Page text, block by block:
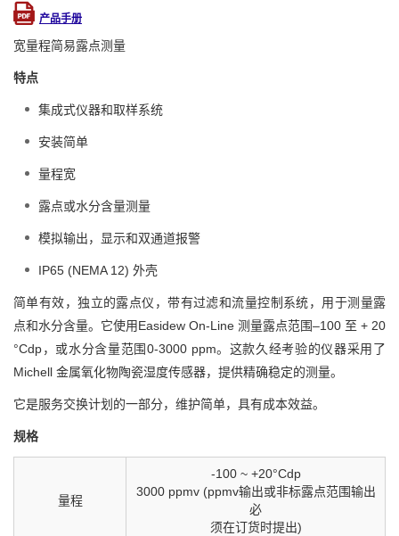
产品手册
宽量程简易露点测量
特点
集成式仪器和取样系统
安装简单
量程宽
露点或水分含量测量
模拟输出，显示和双通道报警
IP65 (NEMA 12) 外壳
简单有效，独立的露点仪，带有过滤和流量控制系统，用于测量露
点和水分含量。它使用Easidew On-Line 测量露点范围–100 至 + 20
°Cdp，或水分含量范围0-3000 ppm。这款久经考验的仪器采用了
Michell 金属氧化物陶瓷湿度传感器，提供精确稳定的测量。
它是服务交换计划的一部分，维护简单，具有成本效益。
规格
量程
-100 ~ +20°Cdp
3000 ppmv (ppmv输出或非标露点范围输出
必
须在订货时提出)